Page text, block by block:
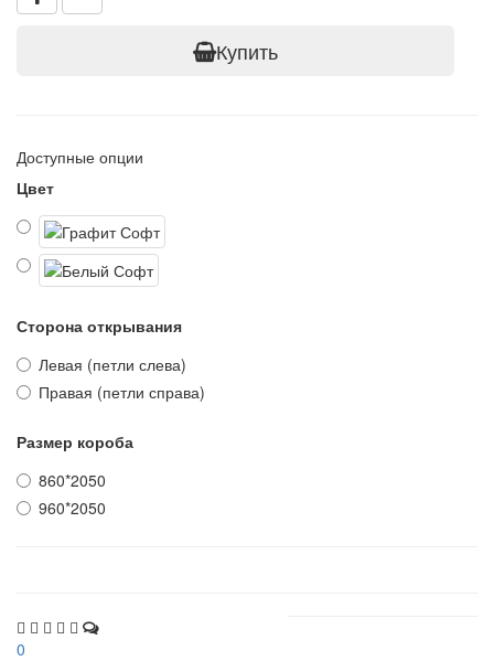
Купить
Доступные опции
Цвет
Сторона открывания
Левая (петли слева)
Правая (петли справа)
Размер короба
860*2050
960*2050
0